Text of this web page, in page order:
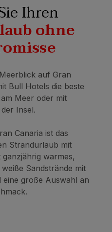
Ihren
ohne
auf Gran
Bull Hotels die beste
Meer oder mit
Insel.
Canaria ist das
Strandurlaub mit
warmes,
Sandstrände mit
eine große Auswahl an